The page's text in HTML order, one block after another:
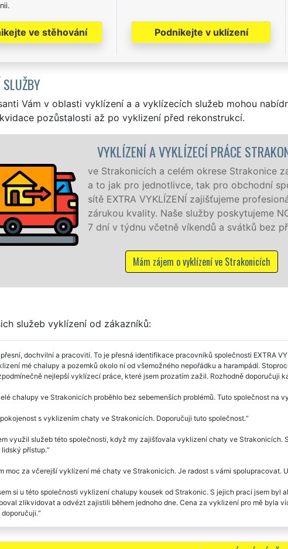
ve stěhování Podnikejte v uklízení
Vám v oblasti vyklízení a a vyklízecích služeb mohou
pozůstalosti až po vyklizení před rekonstrukcí.
A VYKLÍZECÍ PRÁCE STRAKONICE
a celém okrese Strakonice zajišťujeme služby vyklízení,
jednotlivce, tak pro obchodní společnosti. Pod značkou
VYKLÍZENÍ zajišťujeme profesionální a kvalitní servis se
Naše služby poskytujeme NON-STOP 24 hodin denně,
včetně víkendů a svátků bez příplatků.
služeb vyklízení od zákazníků:
dochvilní a pracovití. To je přesná identifikace pracovníků společnosti EXTRA
mé chalupy a pozemků okolo ní od všemožného nepořádku a harampádí.
nejlepší vyklízecí práce, které jsem prozatím zažil. Rozhodně doporučuji
chalupy ve Strakonicích proběhlo bez sebemenších problémů. Tuto společnost na
s vyklizením chaty ve Strakonicích. Doporučuji tuto společnost.
využil služeb této společnosti, když my zajišťovala vyklizení chaty ve Strakonicích.
přístup.
moc za včerejší vyklízení mé chaty ve Strakonicích. Je radost s vámi spolupracovat.
si u této společnosti vyklizení chalupy kousek od Strakonic. S jejich prací jsem byl
zlikvidovat a odvézt zajistili během jednoho dne. Cena za vyklizení pro mě byla
byl ale strašný omyl. Desítky sms a domluva ani práce žádná. Okamžitě jsem se